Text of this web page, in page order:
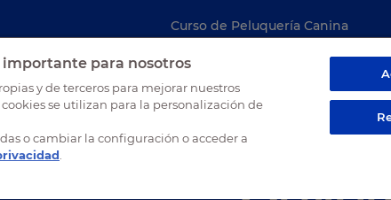
Curso de Peluquería Canina
Curso de Conservación de Fauna
Curso de Terapias Asistidas con
importante para nosotros
y de terceros para mejorar nuestros
cookies se utilizan para la personalización de
o cambiar la configuración o acceder a